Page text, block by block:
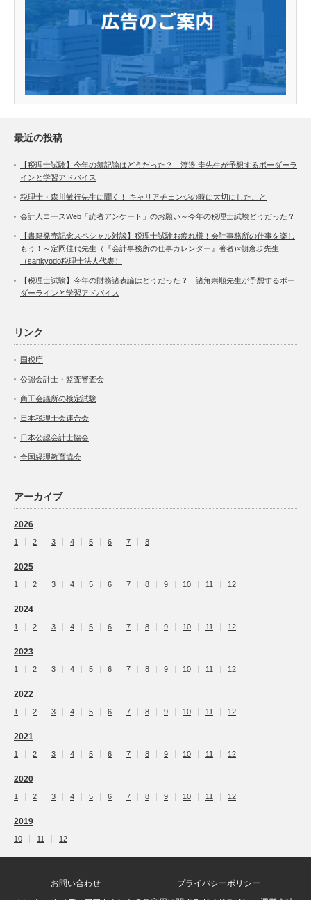
最近の投稿
【税理士試験】今年の簿記論はどうだった？ 渡邉 圭先生が予想するボーダーラ
インと学習アドバイス
税理士・森川敏行先生に聞く！ キャリアチェンジの時に大切にしたこと
会計人コースWeb「読者アンケート」のお願い～今年の税理士試験どうだった？
【書籍発売記念スペシャル対談】税理士試験お疲れ様！会計事務所の仕事を楽し
もう！～定岡佳代先生（『会計事務所の仕事カレンダー』著者)×朝倉歩先生
（sankyodo税理士法人代表）
【税理士試験】今年の財務諸表論はどうだった？ 諸角崇順先生が予想するボー
ダーラインと学習アドバイス
リンク
国税庁
公認会計士・監査審査会
商工会議所の検定試験
日本税理士会連合会
日本公認会計士協会
全国経理教育協会
アーカイブ
2026
1 2 3 4 5 6 7 8
2025
1 2 3 4 5 6 7 8 9 10 11 12
2024
1 2 3 4 5 6 7 8 9 10 11 12
2023
1 2 3 4 5 6 7 8 9 10 11 12
2022
1 2 3 4 5 6 7 8 9 10 11 12
2021
1 2 3 4 5 6 7 8 9 10 11 12
2020
1 2 3 4 5 6 7 8 9 10 11 12
2019
10 11 12
お問い合わせ
プライバシーポリシー